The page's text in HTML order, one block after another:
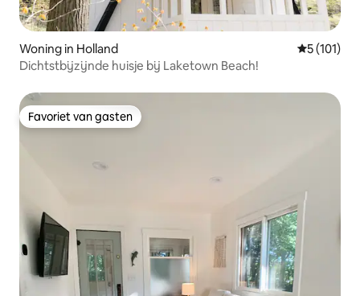
Woning in Holland
5 (101)
Dichtstbijzijnde huisje bij Laketown Beach!
Favoriet van gasten
Favoriet van gasten